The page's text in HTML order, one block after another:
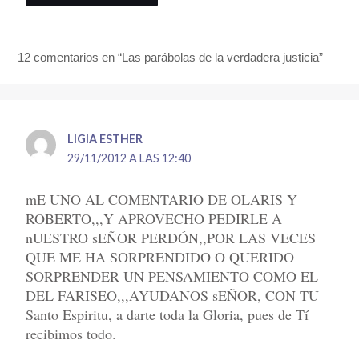
12 comentarios en “Las parábolas de la verdadera justicia”
LIGIA ESTHER
29/11/2012 A LAS 12:40
mE UNO AL COMENTARIO DE OLARIS Y
ROBERTO,,,Y APROVECHO PEDIRLE A
nUESTRO sEÑOR PERDÓN,,POR LAS VECES
QUE ME HA SORPRENDIDO O QUERIDO
SORPRENDER UN PENSAMIENTO COMO EL
DEL FARISEO,,,AYUDANOS sEÑOR, CON TU
Santo Espiritu, a darte toda la Gloria, pues de Tí
recibimos todo.